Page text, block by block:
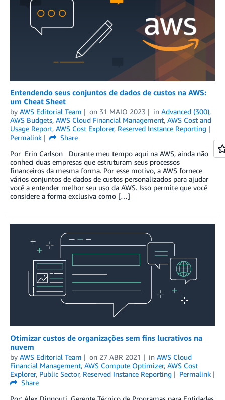
Entendendo seus conjuntos de dados de custos na AWS:
um Cheat Sheet
by AWS Editorial Team on 31 MAIO 2023 in Advanced (300),
AWS Budgets, AWS Cloud Financial Management, AWS Cost and
Usage Report, AWS Cost Explorer, Reserved Instance Reporting
Permalink
Share
Por Erin Carlson Durante meu tempo aqui na AWS, ainda não
conheci duas empresas que estruturam seus processos
financeiros da mesma forma. Por esse motivo, a AWS fornece
vários conjuntos de dados de custos personalizados para ajudar
você a entender melhor seu uso da AWS. Isso permite que você
considere a forma exclusiva como […]
Otimizar custos de organizações sem fins lucrativos na
nuvem
by AWS Editorial Team on 27 ABR 2021 in AWS Cloud
Financial Management, AWS Compute Optimizer, AWS Cost
Explorer, Public Sector, Reserved Instance Reporting
Permalink
Share